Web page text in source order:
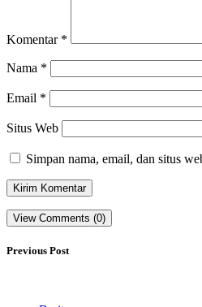
Komentar *
Nama *
Email *
Situs Web
Simpan nama, email, dan situs
View Comments (0)
Previous Post